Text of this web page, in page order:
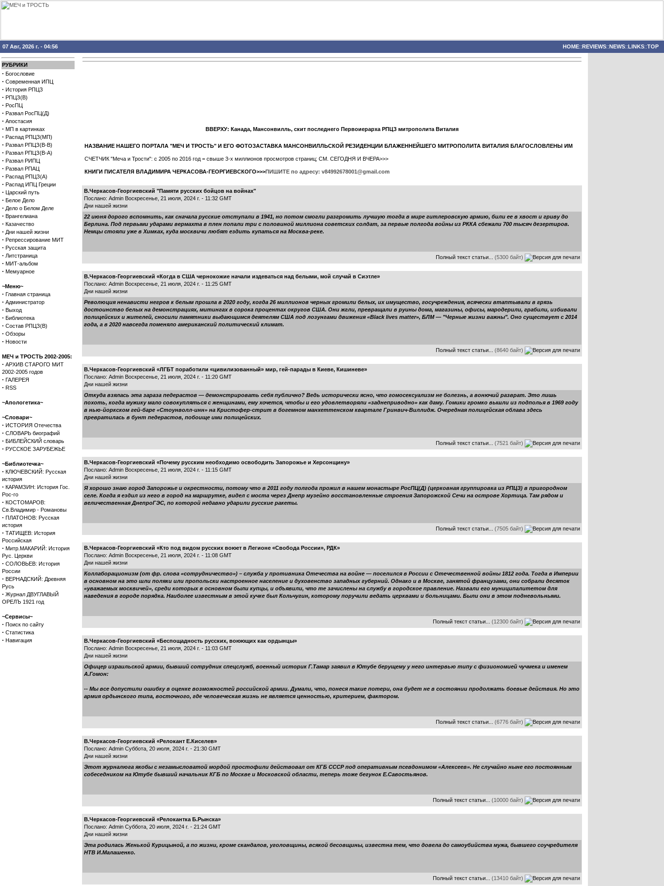
07 Авг, 2026 г. - 04:56 HOME::REVIEWS::NEWS::LINKS::TOP
РУБРИКИ
· Богословие
· Современная ИПЦ
· История РПЦЗ
· РПЦЗ(В)
· РосПЦ
· Развал РосПЦ(Д)
· Апостасия
· МП в картинках
· Распад РПЦЗ(МП)
· Развал РПЦЗ(В-В)
· Развал РПЦЗ(В-А)
· Развал РИПЦ
· Развал РПАЦ
· Распад РПЦЗ(А)
· Распад ИПЦ Греции
· Царский путь
· Белое Дело
· Дело о Белом Деле
· Врангелиана
· Казачество
· Дни нашей жизни
· Репрессирование МИТ
· Русская защита
· Литстраница
· МИТ-альбом
· Мемуарное
~Меню~
· Главная страница
· Администратор
· Выход
· Библиотека
· Состав РПЦЗ(В)
· Обзоры
· Новости
МЕЧ и ТРОСТЬ 2002-2005:
· АРХИВ СТАРОГО МИТ
2002-2005 годов
· ГАЛЕРЕЯ
· RSS
~Апологетика~
~Словари~
· ИСТОРИЯ Отечества
· СЛОВАРЬ биографий
· БИБЛЕЙСКИЙ словарь
· РУССКОЕ ЗАРУБЕЖЬЕ
~Библиотечка~
· КЛЮЧЕВСКИЙ: Русская
история
· КАРАМЗИН: История Гос.
Рос-го
· КОСТОМАРОВ:
Св.Владимир - Романовы
· ПЛАТОНОВ: Русская
история
· ТАТИЩЕВ: История
Российская
· Митр.МАКАРИЙ: История
Рус. Церкви
· СОЛОВЬЕВ: История
России
· ВЕРНАДСКИЙ: Древняя
Русь
· Журнал ДВУГЛАВЫЙ
ОРЕЛЪ 1921 год
~Сервисы~
· Поиск по сайту
· Статистика
· Навигация
ВВЕРХУ: Канада, Мансонвилль, скит последнего Первоиерарха РПЦЗ митрополита Виталия
НАЗВАНИЕ НАШЕГО ПОРТАЛА "МЕЧ И ТРОСТЬ" И ЕГО ФОТОЗАСТАВКА МАНСОНВИЛЛЬСКОЙ РЕЗИДЕНЦИИ БЛАЖЕННЕЙШЕГО МИТРОПОЛИТА ВИТАЛИЯ БЛАГОСЛОВЛЕНЫ ИМ
СЧЕТЧИК "Меча и Трости": с 2005 по 2016 год = свыше 3-х миллионов просмотров страниц; СМ. СЕГОДНЯ И ВЧЕРА>>>
КНИГИ ПИСАТЕЛЯ ВЛАДИМИРА ЧЕРКАСОВА-ГЕОРГИЕВСКОГО>>>ПИШИТЕ по адресу: v84992678001@gmail.com
В.Черкасов-Георгиевский "Памяти русских бойцов на войнах"
Послано: Admin Воскресенье, 21 июля, 2024 г. - 11:32 GMT
Дни нашей жизни
22 июня дорого вспомнить, как сначала русские отступали в 1941, но потом смогли разгромить лучшую тогда в мире гитлеровскую армию, били ее в хвост и гриву до
Берлина. Под первыми ударами вермахта в плен попали три с половиной миллиона советских солдат, за первые полгода войны из РККА сбежали 700 тысяч дезертиров.
Немцы стояли уже в Химках, куда москвичи любят ездить купаться на Москва-реке.
Полный текст статьи... (5300 байт)
В.Черкасов-Георгиевский «Когда в США чернокожие начали издеваться над белыми, мой случай в Сиэтле»
Послано: Admin Воскресенье, 21 июля, 2024 г. - 11:25 GMT
Дни нашей жизни
Революция ненависти негров к белым прошла в 2020 году, когда 26 миллионов черных громили белых, их имущество, госучреждения, всячески втаптывали в грязь
достоинство белых на демонстрациях, митингах в сорока процентах округов США. Они жгли, превращали в руины дома, магазины, офисы, мародерили, грабили, избивали
полицейских и жителей, сносили памятники выдающимся деятелям США под лозунгами движения «Black lives matter», БЛМ — "Черные жизни важны". Оно существует с 2014
года, а в 2020 навсегда поменяло американский политический климат.
Полный текст статьи... (8640 байт)
В.Черкасов-Георгиевский «ЛГБТ поработили «цивилизованный» мир, гей-парады в Киеве, Кишиневе»
Послано: Admin Воскресенье, 21 июля, 2024 г. - 11:20 GMT
Дни нашей жизни
Откуда взялась эта зараза педерастов — демонстрировать себя публично? Ведь исторически ясно, что гомосексуализм не болезнь, а вонючий разврат. Это лишь
похоть, когда мужику мало совокупляться с женщинами, ему хочется, чтобы и его удовлетворяли «заднеприводно» как даму. Гомики громко вышли из подполья в 1969 году
в нью-йоркском гей-баре «Стоунволл-инн» на Кристофер-стрит в богемном манхеттенском квартале Гринвич-Виллидж. Очередная полицейская облава здесь
превратилась в бунт педерастов, побоище ими полицейских.
Полный текст статьи... (7521 байт)
В.Черкасов-Георгиевский «Почему русским необходимо освободить Запорожье и Херсонщину»
Послано: Admin Воскресенье, 21 июля, 2024 г. - 11:15 GMT
Дни нашей жизни
Я хорошо знаю город Запорожье и окрестности, потому что в 2011 году полгода прожил в нашем монастыре РосПЦ(Д) (церковная группировка из РПЦЗ) в пригородном
селе. Когда я ездил из него в город на маршрутке, видел с моста через Днепр музейно восстановленные строения Запорожской Сечи на острове Хортица. Там рядом и
величественная ДнепроГЭС, по которой недавно ударили русские ракеты.
Полный текст статьи... (7505 байт)
В.Черкасов-Георгиевский «Кто под видом русских воюет в Легионе «Свобода России», РДК»
Послано: Admin Воскресенье, 21 июля, 2024 г. - 11:08 GMT
Дни нашей жизни
Коллаборационизм (от фр. слова «сотрудничество») – служба у противника Отечества на войне — поселился в России с Отечественной войны 1812 года. Тогда в Империи
в основном на это шли поляки или пропольски настроенное население и духовенство западных губерний. Однако и в Москве, занятой французами, они собрали десяток
«уважаемых москвичей», среди которых в основном были купцы, и объявили, что те зачислены на службу в городское правление. Назвали его муниципалитетом для
наведения в городе порядка. Наиболее известным в этой кучке был Кольчугин, которому поручили ведать церквами и больницами. Были они в этом подневольными.
Полный текст статьи... (12300 байт)
В.Черкасов-Георгиевский «Беспощадность русских, воюющих как ордынцы»
Послано: Admin Воскресенье, 21 июля, 2024 г. - 11:03 GMT
Дни нашей жизни
Офицер израильской армии, бывший сотрудник спецслужб, военный историк Г.Тамар заявил в Ютубе берущему у него интервью типу с физиономией чучмека и именем
А.Гомон:
-- Мы все допустили ошибку в оценке возможностей российской армии. Думали, что, понеся такие потери, она будет не в состоянии продолжать боевые действия. Но это
армия ордынского типа, восточного, где человеческая жизнь не является ценностью, критерием, фактором.
Полный текст статьи... (6776 байт)
В.Черкасов-Георгиевский «Релокант Е.Киселев»
Послано: Admin Суббота, 20 июля, 2024 г. - 21:30 GMT
Дни нашей жизни
Этот журналюга якобы с незамысловатой мордой простофили действовал от КГБ СССР под оперативным псевдонимом «Алексеев». Не случайно ныне его постоянным
собеседником на Ютубе бывший начальник КГБ по Москве и Московской области, теперь тоже бегунок Е.Савостьянов.
Полный текст статьи... (10000 байт)
В.Черкасов-Георгиевский «Релокантка Б.Рынска»
Послано: Admin Суббота, 20 июля, 2024 г. - 21:24 GMT
Дни нашей жизни
Эта родилась Женькой Курицыной, а по жизни, кроме скандалов, уголовщины, всякой бесовщины, известна тем, что довела до самоубийства мужа, бывшего соучредителя
НТВ И.Малашенко.
Полный текст статьи... (13410 байт)